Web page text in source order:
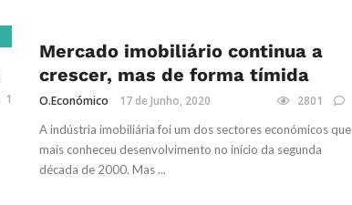
1
Mercado imobiliário continua a
crescer, mas de forma tímida
O.Económico 17 de Junho, 2020 2801
A indústria imobiliária foi um dos sectores económicos que
mais conheceu desenvolvimento no início da segunda
década de 2000. Mas ...